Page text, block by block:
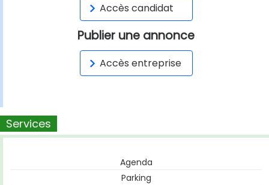
Accès candidat
Publier une annonce
Accès entreprise
Services
Agenda
Parking